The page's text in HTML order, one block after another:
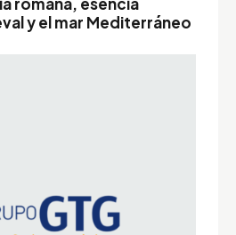
y el mar Mediterráneo